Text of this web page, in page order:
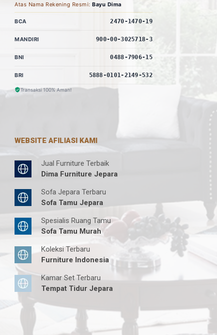
Atas Nama Rekening Resmi: Bayu Dima
BCA 2470-1470-19
MANDIRI 900-00-3025718-3
BNI 0488-7906-15
BRI 5888-0101-2149-532
Transaksi 100% Aman!
WEBSITE AFILIASI KAMI
Jual Furniture Terbaik
Dima Furniture Jepara
Sofa Jepara Terbaru
Sofa Tamu Jepara
Spesialis Ruang Tamu
Sofa Tamu Murah
Koleksi Terbaru
Furniture Indonesia
Kamar Set Terbaru
Tempat Tidur Jepara